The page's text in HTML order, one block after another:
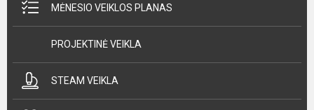
MĖNESIO VEIKLOS PLANAS
PROJEKTINĖ VEIKLA
STEAM VEIKLA